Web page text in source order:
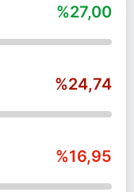
%27,00
%24,74
%16,95